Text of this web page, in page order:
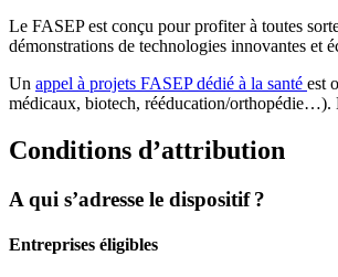
Le FASEP est conçu pour profiter à toutes
démonstrations de technologies innovantes et
Un appel à projets FASEP dédié à la santé est
médicaux, biotech, rééducation/orthopédie…).
Conditions d’attribution
A qui s’adresse le dispositif ?
Entreprises éligibles